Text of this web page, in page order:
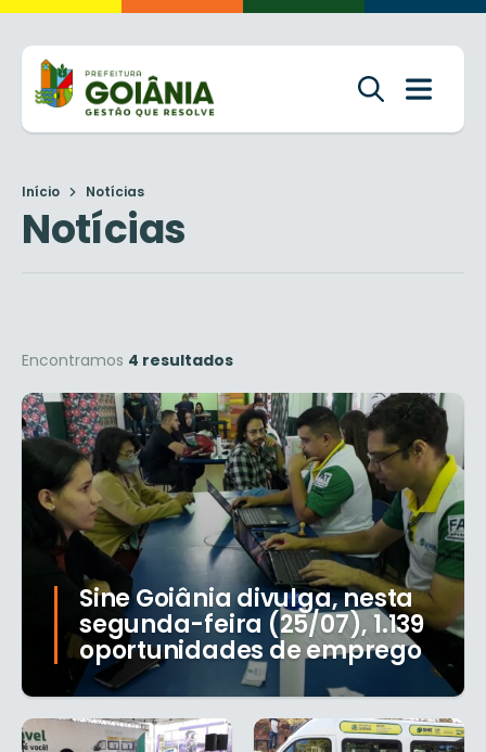
Início Notícias
Notícias
Encontramos 4 resultados
Sine Goiânia divulga, nesta
segunda-feira (25/07), 1.139
oportunidades de emprego